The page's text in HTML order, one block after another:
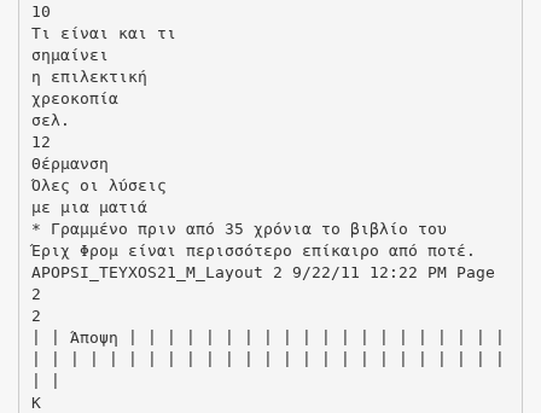
10
Τι είναι και τι
σημαίνει
η επιλεκτική
χρεοκοπία
σελ.
12
Θέρμανση
Όλες οι λύσεις
με μια ματιά
* Γραμμένο πριν από 35 χρόνια το βιβλίο του
Έριχ Φρομ είναι περισσότερο επίκαιρο από ποτέ.
APOPSI_TEYXOS21_M_Layout 2 9/22/11 12:22 PM Page
2
2
| | Άποψη | | | | | | | | | | | | | | | | | | | |
Κ